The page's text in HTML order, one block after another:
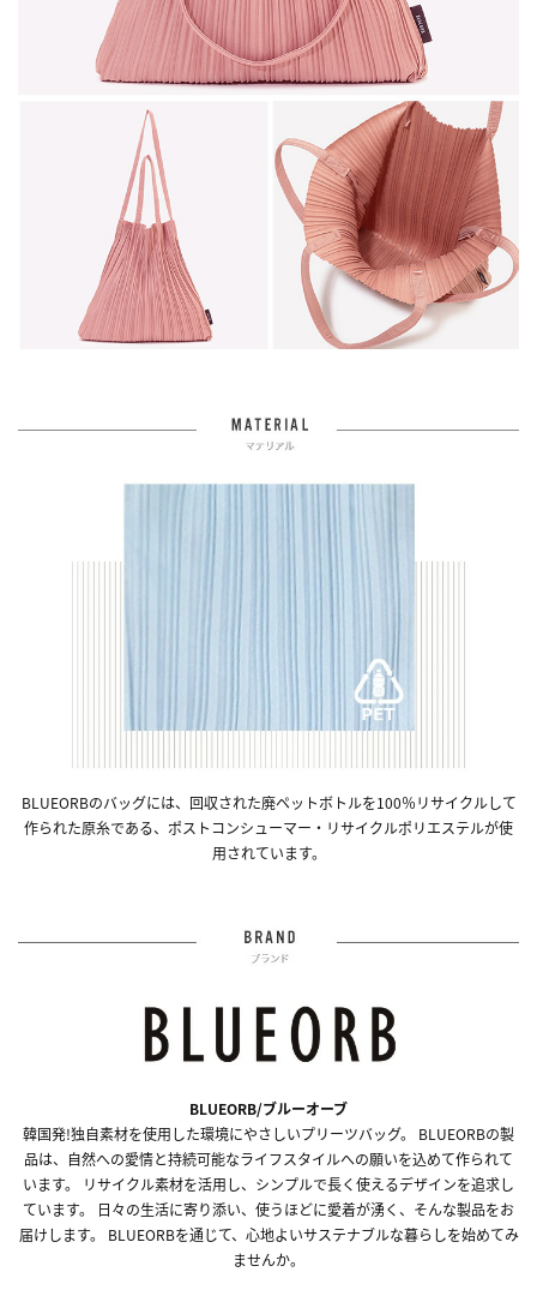
BLUEORBのバッグには、回収された廃ペットボトルを100％リサイクルして
作られた原糸である、ポストコンシューマー・リサイクルポリエステルが使
用されています。
BLUEORB/ブルーオーブ
韓国発!独自素材を使用した環境にやさしいプリーツバッグ。 BLUEORBの製
品は、自然への愛情と持続可能なライフスタイルへの願いを込めて作られて
います。 リサイクル素材を活用し、シンプルで長く使えるデザインを追求し
ています。 日々の生活に寄り添い、使うほどに愛着が湧く、そんな製品をお
届けします。 BLUEORBを通じて、心地よいサステナブルな暮らしを始めてみ
ませんか。